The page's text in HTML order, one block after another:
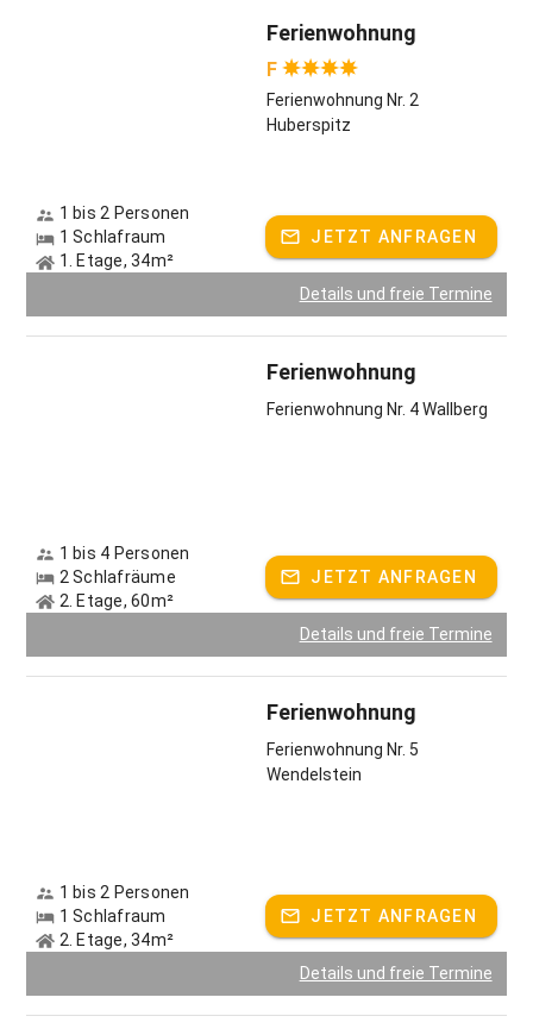
Ferienwohnung
F
Ferienwohnung Nr. 2
Huberspitz
1 bis 2 Personen
1 Schlafraum
1. Etage, 34m²
JETZT ANFRAGEN
Details und freie Termine
Ferienwohnung
Ferienwohnung Nr. 4 Wallberg
1 bis 4 Personen
2 Schlafräume
2. Etage, 60m²
JETZT ANFRAGEN
Details und freie Termine
Ferienwohnung
Ferienwohnung Nr. 5
Wendelstein
1 bis 2 Personen
1 Schlafraum
2. Etage, 34m²
JETZT ANFRAGEN
Details und freie Termine